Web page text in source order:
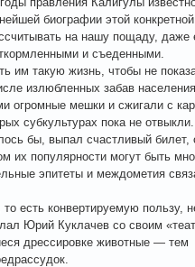
биографии этой
на нашу пощаду, даже
и съеденными.
им такую жизнь, чтобы не
излюбленных забав
огромные мешки и сжигали с
субкультурах пока не отвыкли.
бы, выпал счастливый билет,
их популярности могут быть
эпитеты и междометия
есть конвертируемую пользу,
Юрий Куклачев со своим
дрессировке животные — тем